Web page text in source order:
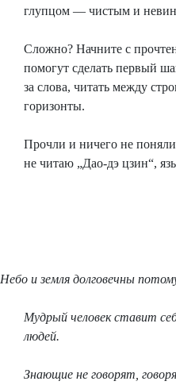
глупцом — чистым и
Сложно? Начните с
помогут сделать первый
за слова, читать между
горизонты.
Прочли и ничего не
не читаю „Дао-дэ цзин“,
Небо и земля долговечны
Мудрый человек ставит
людей.
Знающие не говорят,